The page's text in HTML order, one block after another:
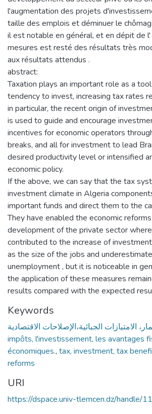
l'augmentation des projets
taille des emplois et déminuer le
il est notable en général, et en dépit de
mesures est resté des résultats très
aux résultats attendus .
abstract:
Taxation plays an important role as a
tendency to invest, increasing tax rates
in particular, the recent origin of
is used to guide and encourage
incentives for economic operators
breaks, and all for investment to lead
desired productivity level or intensified
economic policy.
If the above, we can say that the tax
investment climate in Algeria
important funds and direct them to the
They have enabled the economic
development of the private sector
contributed to the increase of
as the size of the jobs and
unemployment , but it is noticeable in
the application of these measures
results compared with the expected
Keywords
impôts, l'investissement, les avantages
économiques., tax, investment, tax
reforms
URI
https://dspace.univ-tlemcen.dz/handle/